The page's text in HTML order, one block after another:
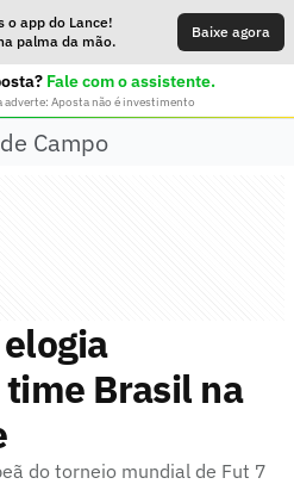
o app do Lance!
palma da mão.
Baixe agora
Fale com o assistente.
adverte: Aposta não é investimento
Campo
Brasil na
do torneio mundial de Fut 7